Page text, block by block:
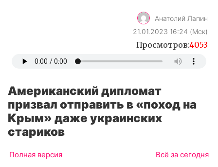
Американский дипломат
призвал отправить в «поход на
стариков
Полная версия Всё за сегодня